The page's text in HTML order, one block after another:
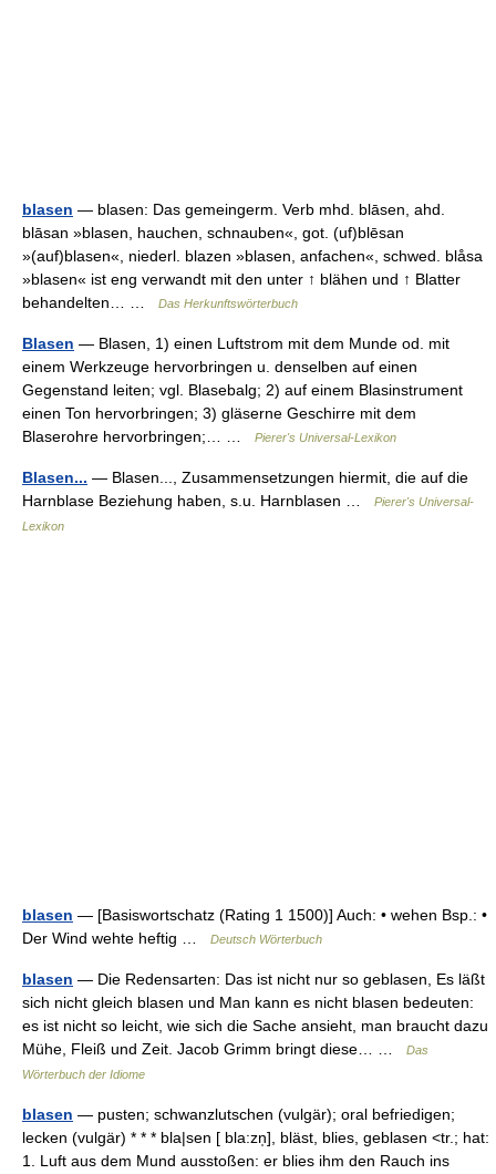
blasen — blasen: Das gemeingerm. Verb mhd. blāsen, ahd.
blāsan »blasen, hauchen, schnauben«, got. (uf)blēsan
»(auf)blasen«, niederl. blazen »blasen, anfachen«, schwed. blåsa
»blasen« ist eng verwandt mit den unter ↑ blähen und ↑ Blatter
behandelten… …
Das Herkunftswörterbuch
Blasen — Blasen, 1) einen Luftstrom mit dem Munde od. mit
einem Werkzeuge hervorbringen u. denselben auf einen
Gegenstand leiten; vgl. Blasebalg; 2) auf einem Blasinstrument
einen Ton hervorbringen; 3) gläserne Geschirre mit dem
Blaserohre hervorbringen;… …
Pierer's Universal-Lexikon
Blasen... — Blasen..., Zusammensetzungen hiermit, die auf die
Harnblase Beziehung haben, s.u. Harnblasen …
Pierer's Universal-
Lexikon
blasen — [Basiswortschatz (Rating 1 1500)] Auch: • wehen Bsp.: •
Der Wind wehte heftig …
Deutsch Wörterbuch
blasen — Die Redensarten: Das ist nicht nur so geblasen, Es läßt
sich nicht gleich blasen und Man kann es nicht blasen bedeuten:
es ist nicht so leicht, wie sich die Sache ansieht, man braucht dazu
Mühe, Fleiß und Zeit. Jacob Grimm bringt diese… …
Das
Wörterbuch der Idiome
blasen — pusten; schwanzlutschen (vulgär); oral befriedigen;
lecken (vulgär) * * * bla|sen [ bla:zn̩], bläst, blies, geblasen <tr.; hat:
1. Luft aus dem Mund ausstoßen: er blies ihm den Rauch ins